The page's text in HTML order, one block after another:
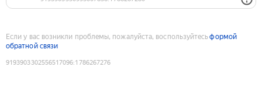
Если у вас возникли проблемы, пожалуйста, воспользуйтесьформой
обратной связи
9193903302556517096:1786267276